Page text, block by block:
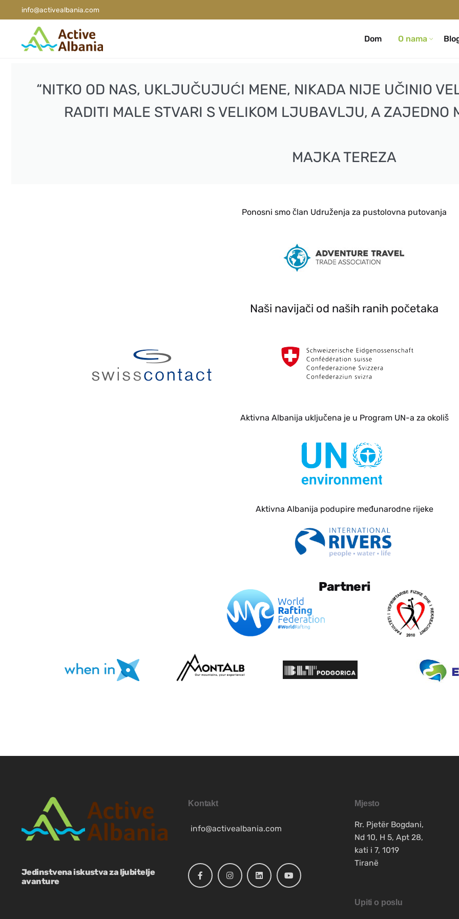
info@activealbania.com
Dom O nama
UK
SQ
NB
SV
FR
EN
“NITKO OD NAS, UKLJUČUJUĆI MENE, NIKADA NIJE UČINIO
RADITI MALE STVARI S VELIKOM LJUBAVLJU, A ZAJEDNO
MAJKA TEREZA
Ponosni smo član Udruženja za pustolovna putovanja
Naši navijači od naših ranih početaka
Aktivna Albanija uključena je u Program UN-a za okoliš
Aktivna Albanija podupire međunarodne rijeke
Partneri
Jedinstvena iskustva za ljubitelje
avanture
Kontakt
info@activealbania.com
Mjesto
Rr. Pjetër Bogdani,
Nd 10, H 5, Apt 28,
kati i 7, 1019
Tiranë
Upiti o poslu